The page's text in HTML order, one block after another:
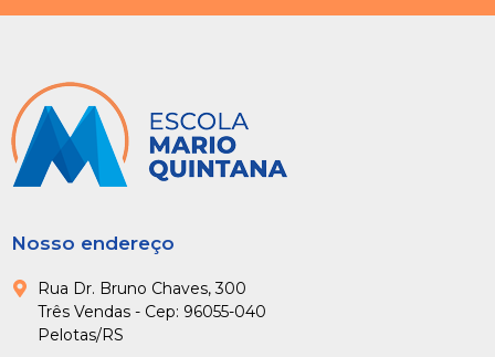
Nosso endereço
Rua Dr. Bruno Chaves, 300
Três Vendas - Cep: 96055-040
Pelotas/RS